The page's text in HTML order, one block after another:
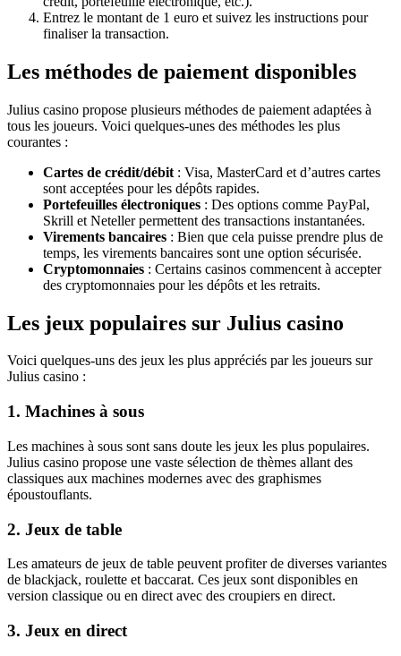
Entrez le montant de 1 euro et suivez les instructions pour
finaliser la transaction.
Les méthodes de paiement disponibles
Julius casino propose plusieurs méthodes de paiement adaptées à
tous les joueurs. Voici quelques-unes des méthodes les plus
courantes :
Cartes de crédit/débit : Visa, MasterCard et d’autres cartes
sont acceptées pour les dépôts rapides.
Portefeuilles électroniques : Des options comme PayPal,
Skrill et Neteller permettent des transactions instantanées.
Virements bancaires : Bien que cela puisse prendre plus de
temps, les virements bancaires sont une option sécurisée.
Cryptomonnaies : Certains casinos commencent à accepter
des cryptomonnaies pour les dépôts et les retraits.
Les jeux populaires sur Julius casino
Voici quelques-uns des jeux les plus appréciés par les joueurs sur
Julius casino :
1. Machines à sous
Les machines à sous sont sans doute les jeux les plus populaires.
Julius casino propose une vaste sélection de thèmes allant des
classiques aux machines modernes avec des graphismes
époustouflants.
2. Jeux de table
Les amateurs de jeux de table peuvent profiter de diverses variantes
de blackjack, roulette et baccarat. Ces jeux sont disponibles en
version classique ou en direct avec des croupiers en direct.
3. Jeux en direct